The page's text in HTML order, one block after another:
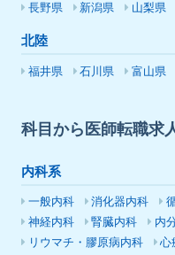
長野県 新潟県 山梨県
北陸
福井県 石川県 富山県
科目から医師転職求
内科系
一般内科 消化器内科
神経内科
腎臓内科 内
リウマチ・膠原病内科
心